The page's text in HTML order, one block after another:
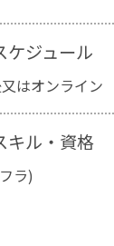
ケジュール
はオンライン
キル・資格
ラ)